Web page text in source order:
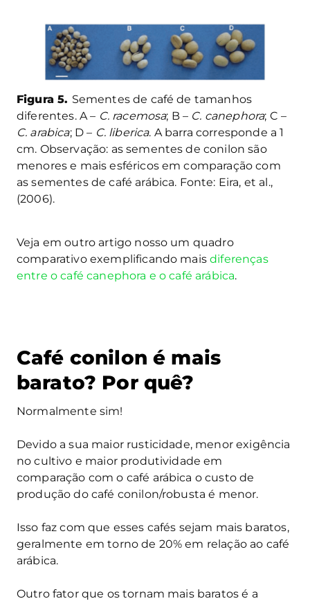
Figura 5. Sementes de café de tamanhos
diferentes. A – C. racemosa; B – C. canephora; C –
C. arabica; D – C. liberica. A barra corresponde a 1
cm. Observação: as sementes de conilon são
menores e mais esféricos em comparação com
as sementes de café arábica. Fonte: Eira, et al.,
(2006).
Veja em outro artigo nosso um quadro
comparativo exemplificando maisdiferenças
entre o café canephora e o café arábica.
Café conilon é mais
barato? Por quê?
Normalmente sim!
Devido a sua maior rusticidade, menor exigência
no cultivo e maior produtividade em
comparação com o café arábica o custo de
produção do café conilon/robusta é menor.
Isso faz com que esses cafés sejam mais baratos,
geralmente em torno de 20% em relação ao café
arábica.
Outro fator que os tornam mais baratos é a